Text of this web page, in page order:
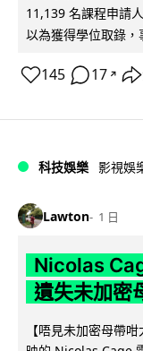
11,139 名課程申請
以為獲得學位取錄，
145 17 ↗
科技娛樂 影視娛
Lawton 1 日
Nicolas
遺失未加密
【唔見未加密母帶